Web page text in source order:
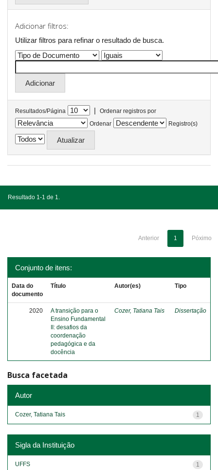
Adicionar filtros:
Utilizar filtros para refinar o resultado de busca.
Resultados/Página |
Ordenar registros por
Ordenar
Registro(s)
Resultado 1-1 de 1.
Anterior 1 Póximo
Conjunto de itens:
Data do
documento
Título Autor(es) Tipo
2020
A transição para o
Ensino Fundamental
II: desafios da
coordenação
pedagógica e da
docência
Cozer, Tatiana Tais Dissertação
Busca facetada
Autor
1
Cozer, Tatiana Tais
Sigla da Instituição
1
UFFS